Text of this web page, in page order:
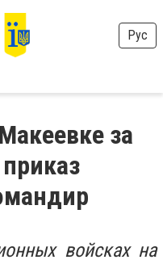
Рус
за
войсках на